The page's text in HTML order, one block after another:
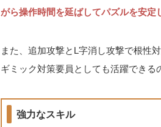
がら操作時間を延ばしてパズルを安定
また、追加攻撃とL字消し攻撃で根性
ギミック対策要員としても活躍できる
強力なスキル